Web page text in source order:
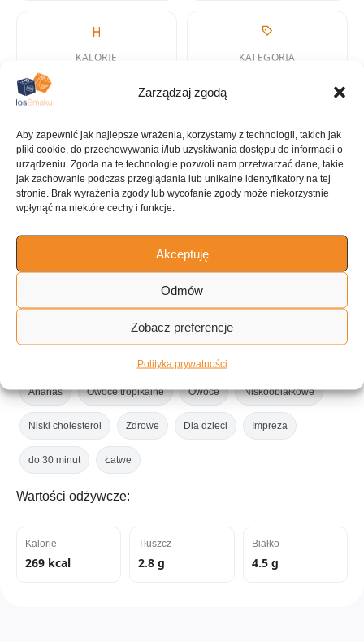
Zarządzaj zgodą
Aby zapewnić jak najlepsze wrażenia, korzystamy z technologii, takich jak
pliki cookie, do przechowywania i/lub uzyskiwania dostępu do informacji o
urządzeniu. Zgoda na te technologie pozwoli nam przetwarzać dane, takie
jak zachowanie podczas przeglądania lub unikalne identyfikatory na tej
stronie. Brak wyrażenia zgody lub wycofanie zgody może niekorzystnie
wpłynąć na niektóre cechy i funkcje.
Akceptuję
Odmów
Zobacz preferencje
Polityka prywatności
KALORIE KATEGORIA
KUCHNIA
Desery
ILOŚĆ PORCJI
12 porcji
Tagi:
Ananas Owoce tropikalne Owoce Niskoobiałkowe
Niski cholesterol Zdrowe Dla dzieci Impreza
do 30 minut Łatwe
Wartości odżywcze:
Kalorie
269 kcal
Tłuszcz
2.8 g
Białko
4.5 g